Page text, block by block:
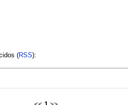
(RSS):